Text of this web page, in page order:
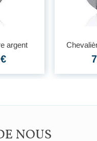
argent
NOUS